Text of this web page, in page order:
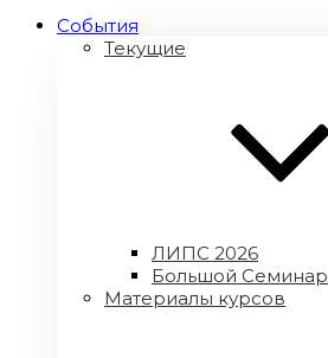
Cобытия
Текущие
ЛИПС 2026
Большой Семинар
Материалы курсов